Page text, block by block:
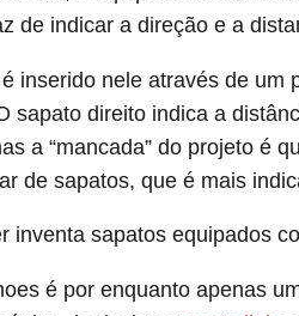
de indicar a direção e a
inserido nele através de um
sapato direito indica a
a “mancada” do projeto é
de sapatos, que é mais
é por enquanto apenas